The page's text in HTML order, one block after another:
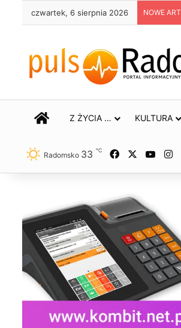
czwartek, 6 sierpnia 2026 NOWE
STRONA GŁÓWNA
Z ŻYCIA … KULTURA
Radomsko 33 ℃ Facebook